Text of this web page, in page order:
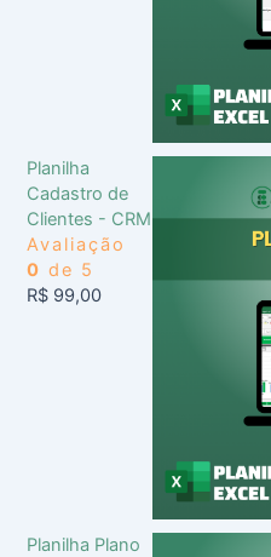
Planilha
Cadastro de
Clientes - CRM
Avaliação
0 de 5
R$ 99,00
Planilha Plano